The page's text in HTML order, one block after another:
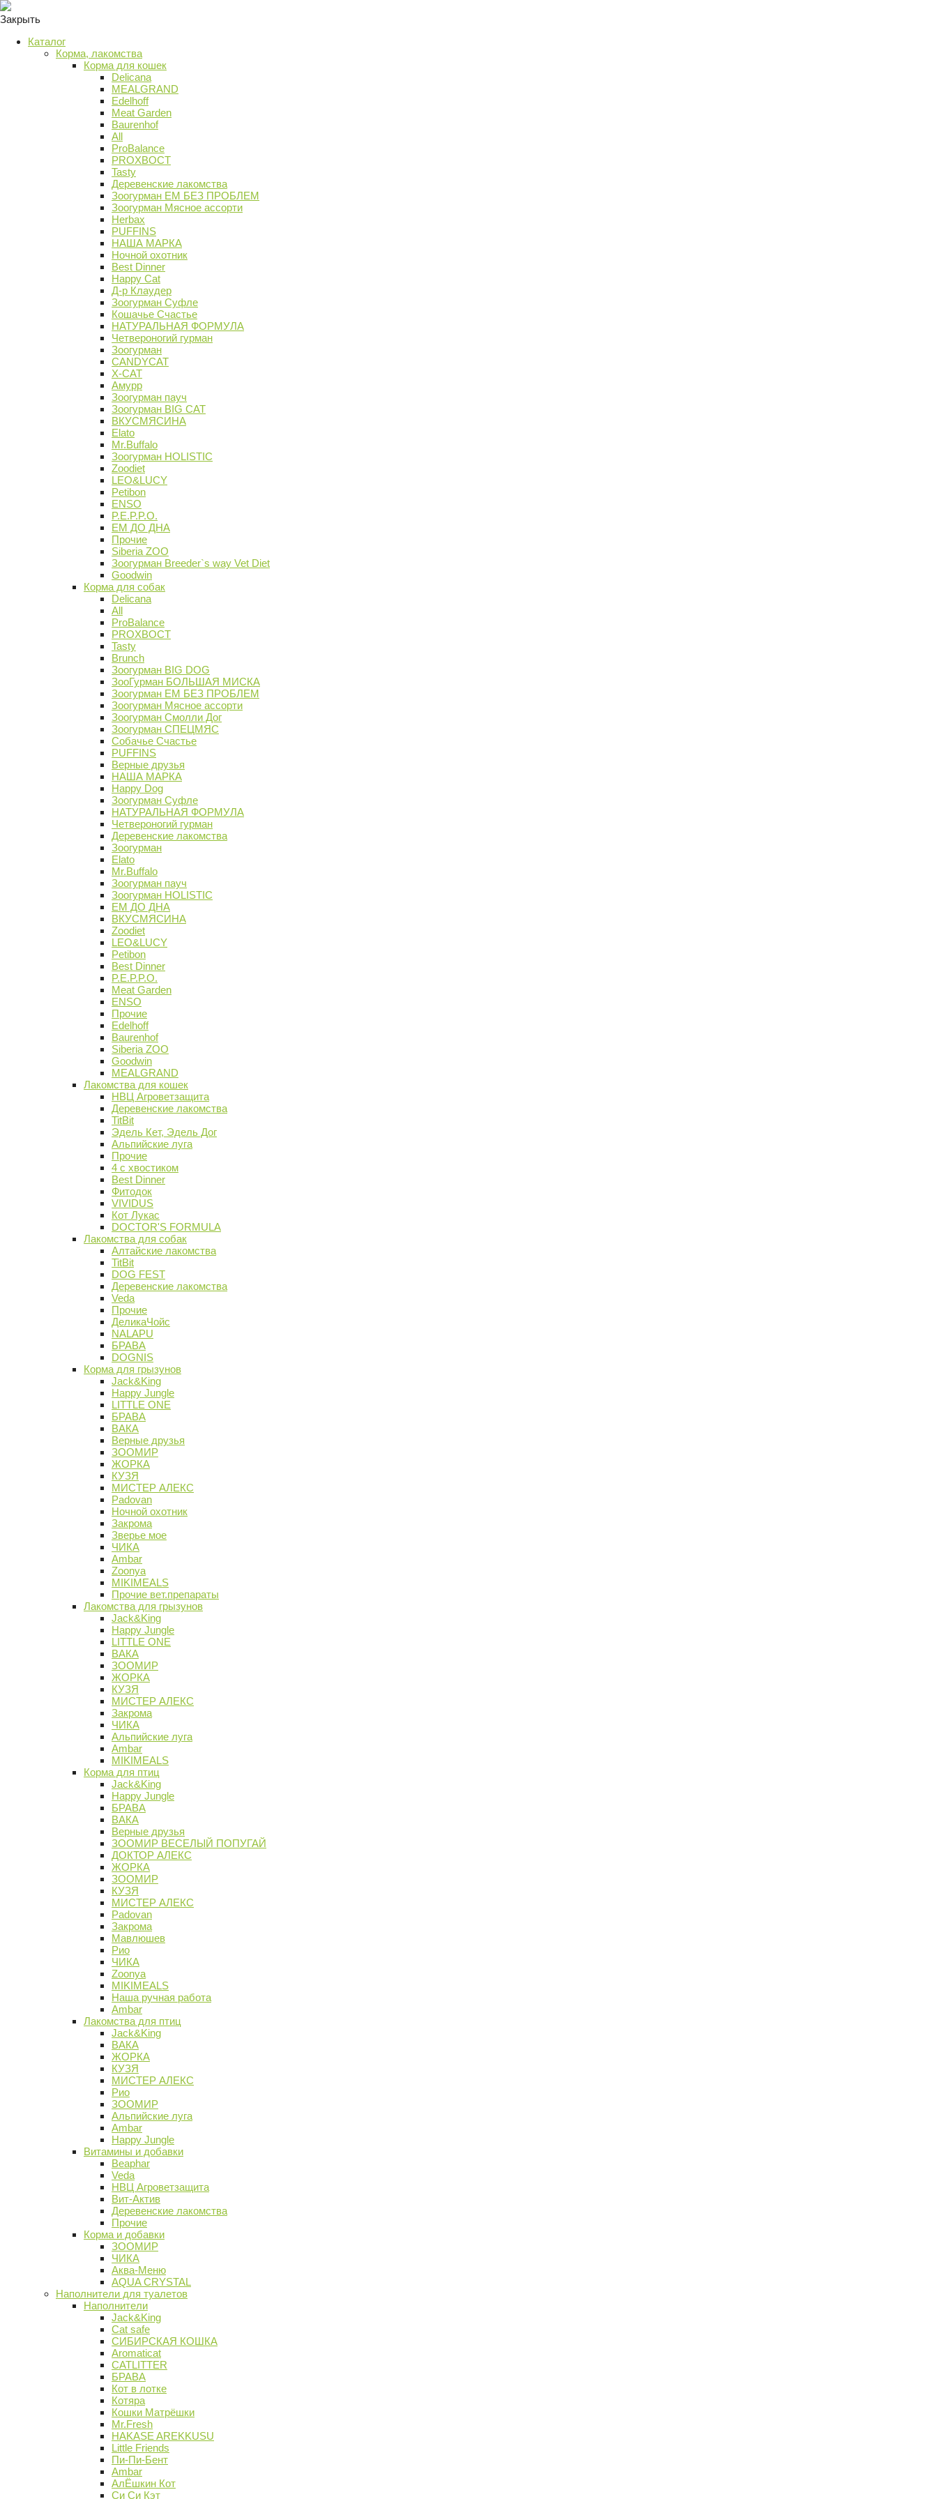
Закрыть
Каталог
Корма, лакомства
Корма для кошек
Delicana
MEALGRAND
Edelhoff
Meat Garden
Baurenhof
All
ProBalance
PROХВОСТ
Tasty
Деревенские лакомства
Зоогурман ЕМ БЕЗ ПРОБЛЕМ
Зоогурман Мясное ассорти
Herbax
PUFFINS
НАША МАРКА
Ночной охотник
Best Dinner
Happy Cat
Д-р Клаудер
Зоогурман Суфле
Кошачье Счастье
НАТУРАЛЬНАЯ ФОРМУЛА
Четвероногий гурман
Зоогурман
CANDYCAT
X-CAT
Амурр
Зоогурман пауч
Зоогурман BIG CAT
ВКУСМЯСИНА
Elato
Mr.Buffalo
Зоогурман HOLISTIC
Zoodiet
LEO&LUCY
Petibon
ENSO
P.E.P.P.O.
ЕМ ДО ДНА
Прочие
Siberia ZOO
Зоогурман Breeder`s way Vet Diet
Goodwin
Корма для собак
Delicana
All
ProBalance
PROХВОСТ
Tasty
Brunch
Зоогурман BIG DOG
ЗооГурман БОЛЬШАЯ МИСКА
Зоогурман ЕМ БЕЗ ПРОБЛЕМ
Зоогурман Мясное ассорти
Зоогурман Смолли Дог
Зоогурман СПЕЦМЯС
Собачье Счастье
PUFFINS
Верные друзья
НАША МАРКА
Happy Dog
Зоогурман Суфле
НАТУРАЛЬНАЯ ФОРМУЛА
Четвероногий гурман
Деревенские лакомства
Зоогурман
Elato
Mr.Buffalo
Зоогурман пауч
Зоогурман HOLISTIC
ЕМ ДО ДНА
ВКУСМЯСИНА
Zoodiet
LEO&LUCY
Petibon
Best Dinner
P.E.P.P.O.
Meat Garden
ENSO
Прочие
Edelhoff
Baurenhof
Siberia ZOO
Goodwin
MEALGRAND
Лакомства для кошек
НВЦ Агроветзащита
Деревенские лакомства
TitBit
Эдель Кет, Эдель Дог
Альпийские луга
Прочие
4 с хвостиком
Best Dinner
Фитодок
VIVIDUS
Кот Лукас
DOCTOR'S FORMULA
Лакомства для собак
Алтайские лакомства
TitBit
DOG FEST
Деревенские лакомства
Veda
Прочие
ДеликаЧойс
NALAPU
БРАВА
DOGNIS
Корма для грызунов
Jack&King
Happy Jungle
LITTLE ONE
БРАВА
ВАКА
Верные друзья
ЗООМИР
ЖОРКА
КУЗЯ
МИСТЕР АЛЕКС
Padovan
Ночной охотник
Закрома
Зверье мое
ЧИКА
Ambar
Zoonya
MIKIMEALS
Прочие вет.препараты
Лакомства для грызунов
Jack&King
Happy Jungle
LITTLE ONE
ВАКА
ЗООМИР
ЖОРКА
КУЗЯ
МИСТЕР АЛЕКС
Закрома
ЧИКА
Альпийские луга
Ambar
MIKIMEALS
Корма для птиц
Jack&King
Happy Jungle
БРАВА
ВАКА
Верные друзья
ЗООМИР ВЕСЕЛЫЙ ПОПУГАЙ
ДОКТОР АЛЕКС
ЖОРКА
ЗООМИР
КУЗЯ
МИСТЕР АЛЕКС
Padovan
Закрома
Мавлюшев
Рио
ЧИКА
Zoonya
MIKIMEALS
Наша ручная работа
Ambar
Лакомства для птиц
Jack&King
ВАКА
ЖОРКА
КУЗЯ
МИСТЕР АЛЕКС
Рио
ЗООМИР
Альпийские луга
Ambar
Happy Jungle
Витамины и добавки
Beaphar
Veda
НВЦ Агроветзащита
Вит-Актив
Деревенские лакомства
Прочие
Корма и добавки
ЗООМИР
ЧИКА
Аква-Меню
AQUA CRYSTAL
Наполнители для туалетов
Наполнители
Jack&King
Cat safe
СИБИРСКАЯ КОШКА
Aromaticat
CATLITTER
БРАВА
Кот в лотке
Котяра
Кошки Матрёшки
Mr.Fresh
HAKASE AREKKUSU
Little Friends
Пи-Пи-Бент
Ambar
АлЁшкин Кот
Си Си Кэт